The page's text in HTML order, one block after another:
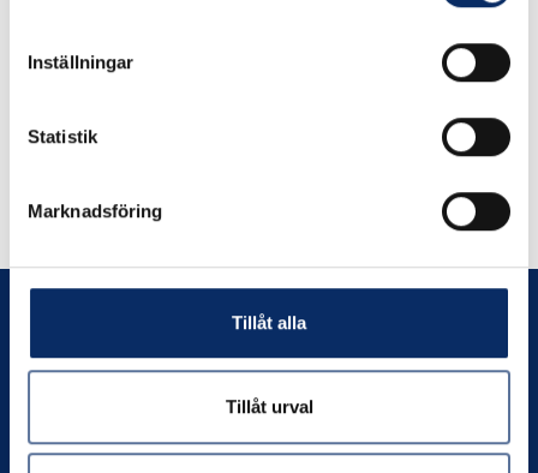
Inställningar
Statistik
Marknadsföring
Tillåt alla
Tillåt urval
Andra har även tittat på